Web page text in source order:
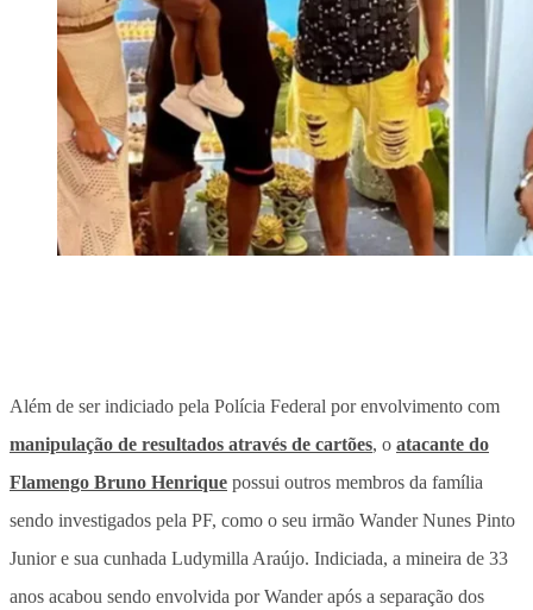
Além de ser indiciado pela Polícia Federal por envolvimento com
manipulação de resultados através de cartões, o atacante do
Flamengo Bruno Henrique possui outros membros da família
sendo investigados pela PF, como o seu irmão Wander Nunes Pinto
Junior e sua cunhada Ludymilla Araújo. Indiciada, a mineira de 33
anos acabou sendo envolvida por Wander após a separação dos